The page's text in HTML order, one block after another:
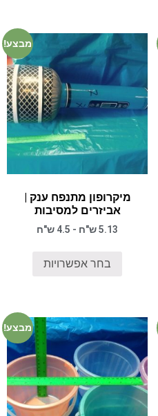
מבצע!
מיקרופון מתנפח ענק |
אביזרים למסיבות
5.13 ש"ח - 4.5 ש"ח
בחר אפשרויות
מבצע!